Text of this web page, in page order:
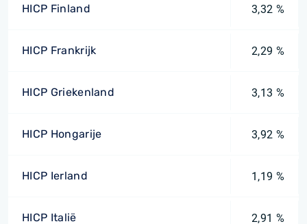
HICP Finland 3,32 %
HICP Frankrijk 2,29 %
HICP Griekenland 3,13 %
HICP Hongarije 3,92 %
HICP Ierland 1,19 %
HICP Italië 2,91 %